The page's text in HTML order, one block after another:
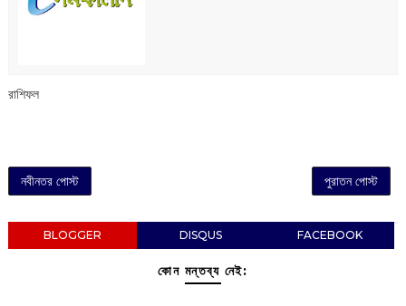
রাশিফল
নবীনতর পোস্ট পুরাতন পোস্ট
BLOGGER DISQUS FACEBOOK
কোন মন্তব্য নেই: